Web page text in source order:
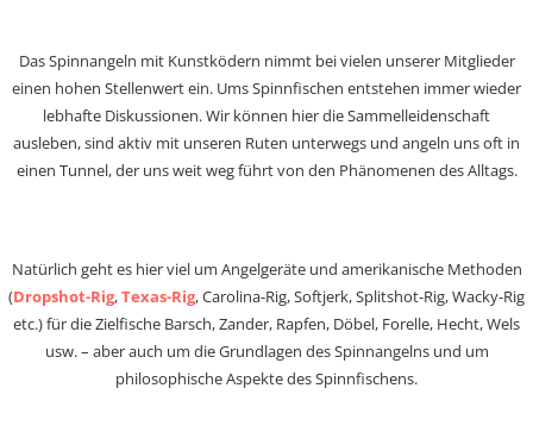
Das Spinnangeln mit Kunstködern nimmt bei vielen unserer Mitglieder
einen hohen Stellenwert ein. Ums Spinnfischen entstehen immer wieder
lebhafte Diskussionen. Wir können hier die Sammelleidenschaft
ausleben, sind aktiv mit unseren Ruten unterwegs und angeln uns oft in
einen Tunnel, der uns weit weg führt von den Phänomenen des Alltags.
Natürlich geht es hier viel um Angelgeräte und amerikanische Methoden
(Dropshot-Rig,Texas-Rig, Carolina-Rig, Softjerk, Splitshot-Rig, Wacky-Rig
etc.) für die Zielfische Barsch, Zander, Rapfen, Döbel, Forelle, Hecht, Wels
usw. – aber auch um die Grundlagen des Spinnangelns und um
philosophische Aspekte des Spinnfischens.